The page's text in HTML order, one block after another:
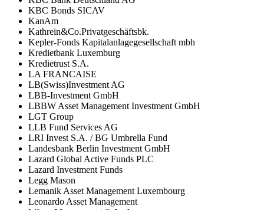
KBC Bonds SICAV
KanAm
Kathrein&Co.Privatgeschäftsbk.
Kepler-Fonds Kapitalanlagegesellschaft mbh
Kredietbank Luxemburg
Kredietrust S.A.
LA FRANCAISE
LB(Swiss)Investment AG
LBB-Investment GmbH
LBBW Asset Management Investment GmbH
LGT Group
LLB Fund Services AG
LRI Invest S.A. / BG Umbrella Fund
Landesbank Berlin Investment GmbH
Lazard Global Active Funds PLC
Lazard Investment Funds
Legg Mason
Lemanik Asset Management Luxembourg
Leonardo Asset Management